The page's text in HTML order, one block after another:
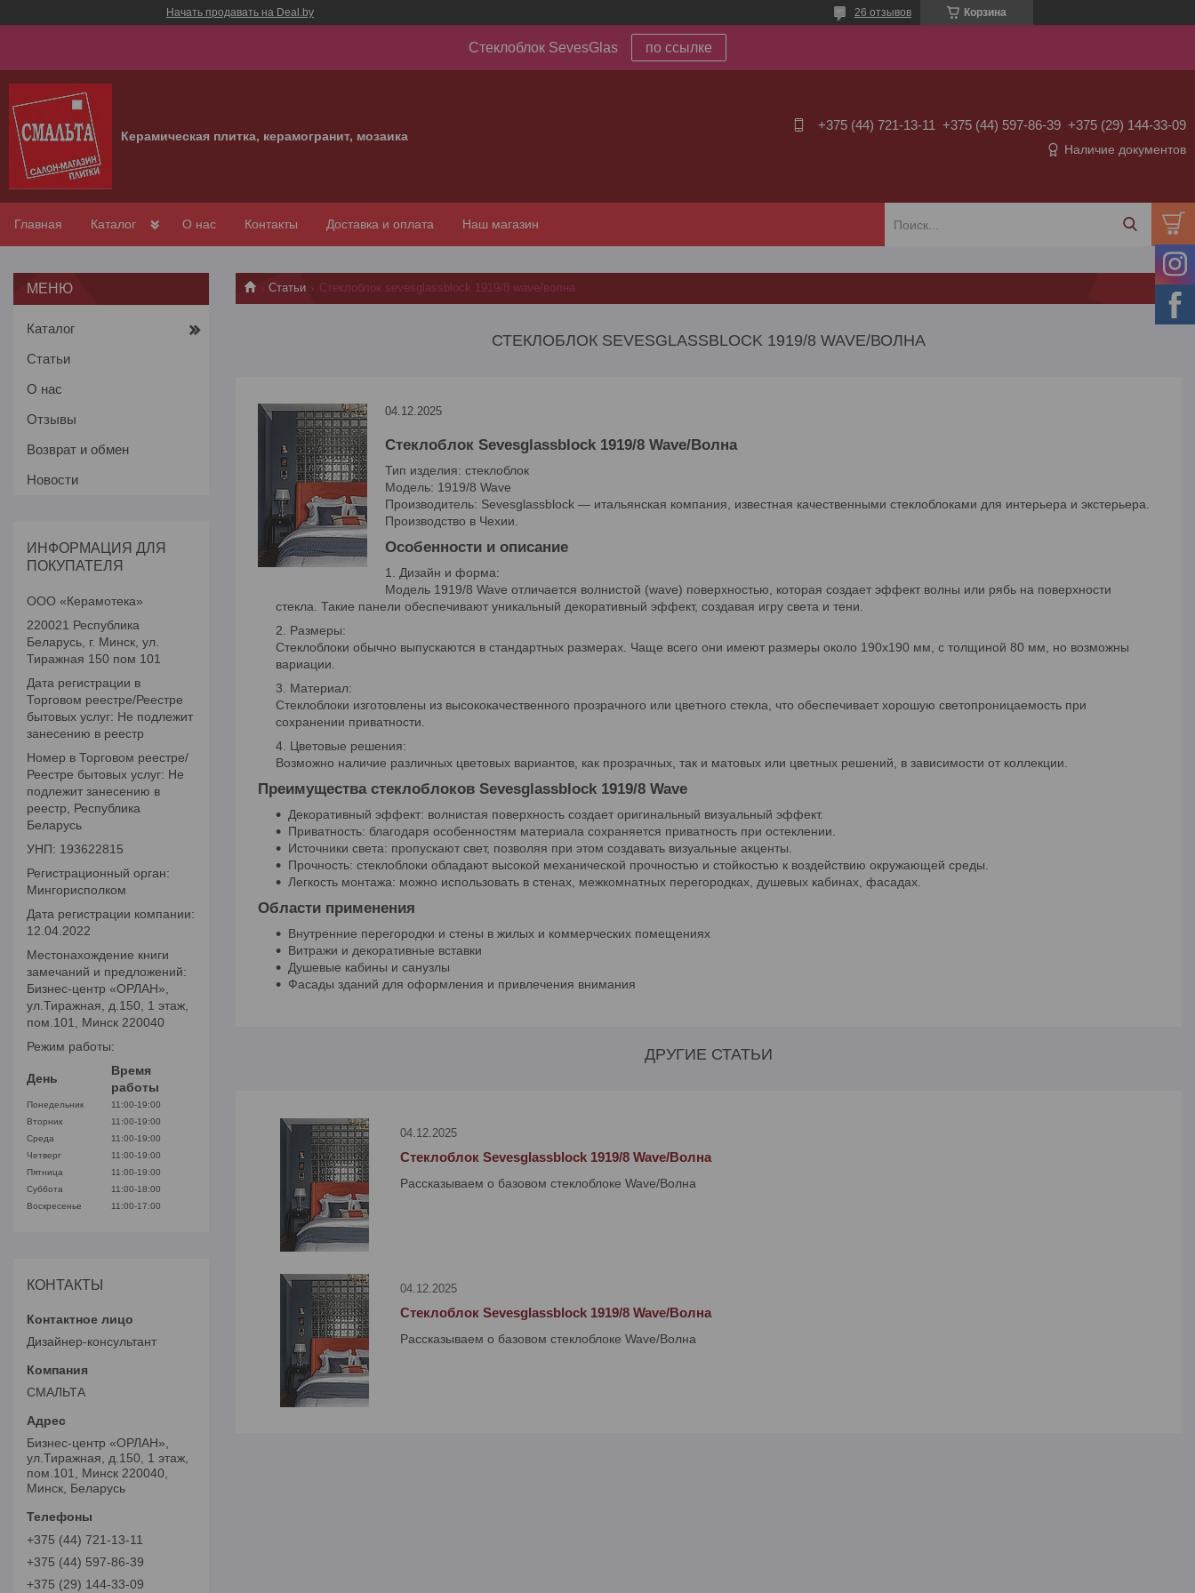
Начать продавать на Deal.by Корзина
26 отзывов
Стеклоблок SevesGlas по ссылке
Керамическая плитка, керамогранит, мозаика
+375 (44) 721-13-11 +375 (44) 597-86-39 +375 (29) 144-33-09
Наличие документов
Главная Каталог О нас Контакты Доставка и оплата Наш магазин
Статьи Стеклоблок sevesglassblock 1919/8 wave/волна
СТЕКЛОБЛОК SEVESGLASSBLOCK 1919/8 WAVE/ВОЛНА
04.12.2025
Стеклоблок Sevesglassblock 1919/8 Wave/Волна
Тип изделия: стеклоблок
Модель: 1919/8 Wave
Производитель: Sevesglassblock — итальянская компания, известная качественными стеклоблоками для интерьера и экстерьера.
Производство в Чехии.
Особенности и описание
Дизайн и форма:
Модель 1919/8 Wave отличается волнистой (wave) поверхностью, которая создает эффект волны или рябь на поверхности
стекла. Такие панели обеспечивают уникальный декоративный эффект, создавая игру света и тени.
Размеры:
Стеклоблоки обычно выпускаются в стандартных размерах. Чаще всего они имеют размеры около 190х190 мм, с толщиной 80 мм, но возможны
вариации.
Материал:
Стеклоблоки изготовлены из высококачественного прозрачного или цветного стекла, что обеспечивает хорошую светопроницаемость при
сохранении приватности.
Цветовые решения:
Возможно наличие различных цветовых вариантов, как прозрачных, так и матовых или цветных решений, в зависимости от коллекции.
Преимущества стеклоблоков Sevesglassblock 1919/8 Wave
Декоративный эффект: волнистая поверхность создает оригинальный визуальный эффект.
Приватность: благодаря особенностям материала сохраняется приватность при остеклении.
Источники света: пропускают свет, позволяя при этом создавать визуальные акценты.
Прочность: стеклоблоки обладают высокой механической прочностью и стойкостью к воздействию окружающей среды.
Легкость монтажа: можно использовать в стенах, межкомнатных перегородках, душевых кабинах, фасадах.
Области применения
Внутренние перегородки и стены в жилых и коммерческих помещениях
Витражи и декоративные вставки
Душевые кабины и санузлы
Фасады зданий для оформления и привлечения внимания
ДРУГИЕ СТАТЬИ
04.12.2025
Стеклоблок Sevesglassblock 1919/8 Wave/Волна
Рассказываем о базовом стеклоблоке Wave/Волна
04.12.2025
Стеклоблок Sevesglassblock 1919/8 Wave/Волна
Рассказываем о базовом стеклоблоке Wave/Волна
Каталог
Статьи
О нас
Отзывы
Возврат и обмен
Новости
ИНФОРМАЦИЯ ДЛЯ
ПОКУПАТЕЛЯ
ООО «Керамотека»
220021 Республика
Беларусь, г. Минск, ул.
Тиражная 150 пом 101
Дата регистрации в
Торговом реестре/Реестре
бытовых услуг: Не подлежит
занесению в реестр
Номер в Торговом реестре/
Реестре бытовых услуг: Не
подлежит занесению в
реестр, Республика
Беларусь
УНП: 193622815
Регистрационный орган:
Мингорисполком
Дата регистрации компании:
12.04.2022
Местонахождение книги
замечаний и предложений:
Бизнес-центр «ОРЛАН»,
ул.Тиражная, д.150, 1 этаж,
пом.101, Минск 220040
Режим работы:
День
Время
работы
Понедельник
11:00-19:00
Вторник
11:00-19:00
Среда
11:00-19:00
Четверг
11:00-19:00
Пятница
11:00-19:00
Суббота
11:00-18:00
Воскресенье
11:00-17:00
КОНТАКТЫ
Дизайнер-консультант
СМАЛЬТА
Бизнес-центр «ОРЛАН»,
ул.Тиражная, д.150, 1 этаж,
пом.101, Минск 220040,
Минск, Беларусь
+375 (44) 721-13-11
+375 (44) 597-86-39
+375 (29) 144-33-09